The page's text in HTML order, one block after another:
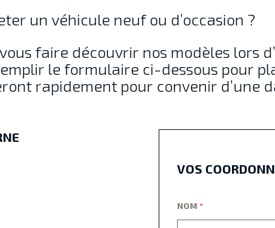
un véhicule neuf ou d’occasion ?
faire découvrir nos modèles lors
le formulaire ci-dessous pour
rapidement pour convenir d’une
VOS
NOM *